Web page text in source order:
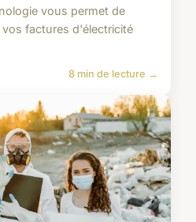
vous permet de
factures d'électricité
8 min de lecture →